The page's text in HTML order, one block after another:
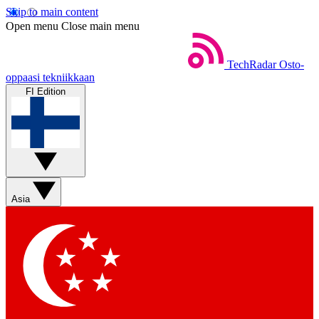
Skip to main content
Open menu Close main menu
TechRadar Osto-
oppaasi tekniikkaan
FI Edition
Asia